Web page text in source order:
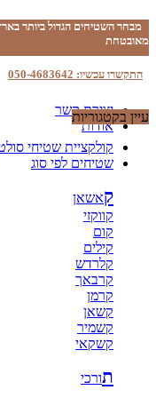
מבחר השטיחים הגדול ביותר
מאובטחת
התקשרו עכשיו: 050-4683642
יצירת קשר
אודות
עיין בקטגוריות
קולקציית שטיחי
שטיחים לפי סוג
קאשאן
קווקזי
קום
קילים
קלרדש
קרבאך
קרמן
קשאן
קשמיר
קשקאי
תורכי